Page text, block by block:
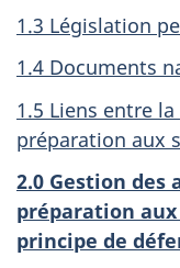
1.3 Législation
1.4 Documents
1.5 Liens entre
préparation aux
2.0 Gestion des
préparation
principe de